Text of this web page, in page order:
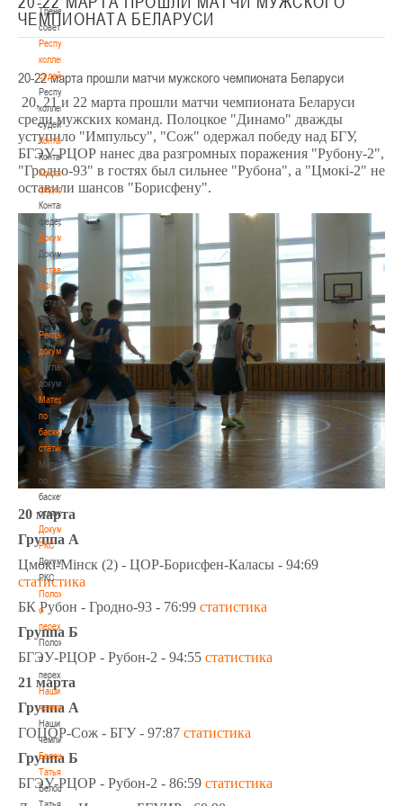
Тренерский
совет
Республиканская
коллегия
судей
Республиканская
коллегия
судей
Контакты
Контакты
Контакты
федерации
Контакты
федерации
Документы
Документы
Устав
БФБ
Устав
БФБ
Регламентирующие
документы
Регламентирующие
документы
Материалы
по
баскетбольной
статистике
Материалы
по
баскетбольной
статистике
Документы
РКС
Документы
РКС
Положение
о
переходах
Положение
о
переходах
Наши
чемпионы
Наши
чемпионы
Белошапко
Татьяна
Белошапко
Татьяна
ЧЕМПИОНАТА БЕЛАРУСИ
20-22 марта прошли матчи мужского чемпионата Беларуси
20, 21 и 22 марта прошли матчи чемпионата Беларуси
среди мужских команд. Полоцкое "Динамо" дважды
уступило "Импульсу", "Сож" одержал победу над БГУ,
БГЭУ-РЦОР нанес два разгромных поражения "Рубону-2",
"Гродно-93" в гостях был сильнее "Рубона", а "Цмокi-2" не
оставили шансов "Борисфену".
20 марта
Группа А
Цмокi-Мiнск (2) - ЦОР-Борисфен-Каласы - 94:69
статистика
БК Рубон - Гродно-93 - 76:99 статистика
Группа Б
БГЭУ-РЦОР - Рубон-2 - 94:55 статистика
21 марта
Группа А
ГОЦОР-Сож - БГУ - 97:87 статистика
Группа Б
БГЭУ-РЦОР - Рубон-2 - 86:59 статистика